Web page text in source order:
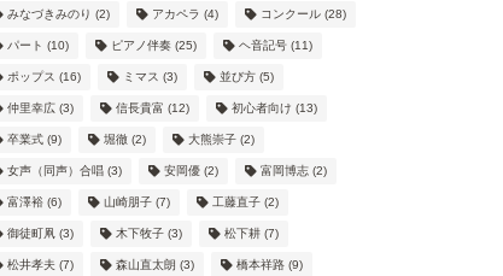
みなづきみのり (2) アカペラ (4) コンクール(28)
パート (10) ピアノ伴奏(25) ヘ音記号(11)
ポップス (16) ミマス (3) 並び方(5)
仲里幸広(3) 信長貴富 (12) 初心者向け (13)
卒業式(9) 堀徹(2) 大熊崇子(2)
女声（同声）合唱(3) 安岡優(2) 富岡博志(2)
富澤裕(6) 山崎朋子(7) 工藤直子(2)
御徒町凧 (3) 木下牧子(3) 松下耕(7)
松井孝夫(7) 森山直太朗 (3) 橋本祥路(9)